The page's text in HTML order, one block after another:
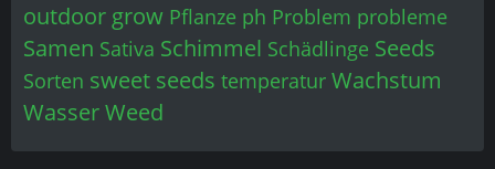
outdoor grow Pflanze ph Problem probleme
Samen Sativa Schimmel Schädlinge Seeds
Sorten sweet seeds temperatur Wachstum
WasserWeed